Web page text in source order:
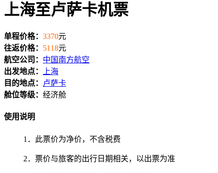
上海至卢萨卡机票
单程价格： 3370元
往返价格： 5118元
航空公司： 中国南方航空
出发地点：
上海
目的地点：
卢萨卡
舱位等级： 经济舱
使用说明
1．此票价为净价，不含税费
2．票价与旅客的出行日期相关，以出票为准